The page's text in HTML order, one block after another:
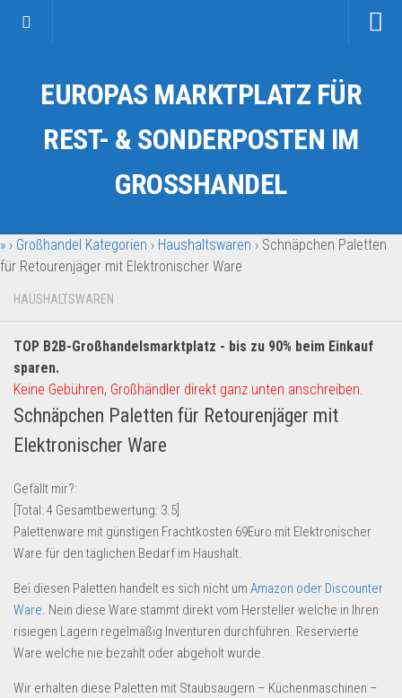
Kategorien
Auto & Motorrad
Fahrzeuge & Transport
Garten & Werkzeug
Geschäft, Büro & Schreibwaren
Geschenkartikel
Handy und Smartphone
Kosmetik & Pflege
Lebensmittel & Getränke
Multimedia & Elektro
Münzen
Spielzeug & Games
Schuhe & Accessoires
Uhren & Schmuck
Wohnen & Einrichten
Restposten-Angebote
Restposten für Privatpersonen
EUROPAS MARKTPLATZ FÜR
REST- & SONDERPOSTEN IM
GROSSHANDEL
» › Großhandel Kategorien › Haushaltswaren › Schnäpchen Paletten
für Retourenjäger mit Elektronischer Ware
HAUSHALTSWAREN
TOP B2B-Großhandelsmarktplatz - bis zu 90% beim Einkauf
sparen.
Keine Gebühren, Großhändler direkt ganz unten anschreiben.
Schnäpchen Paletten für Retourenjäger mit
Elektronischer Ware
Gefällt mir?:
[Total: 4 Gesamtbewertung: 3.5
Palettenware mit günstigen Frachtkosten 69Euro mit Elektronischer
Ware für den täglichen Bedarf im Haushalt.
Bei diesen Paletten handelt es sich nicht um Amazon oder Discounter
Ware. Nein diese Ware stammt direkt vom Hersteller welche in Ihren
risiegen Lagern regelmäßig Inventuren durchführen. Reservierte
Ware welche nie bezahlt oder abgeholt wurde.
Wir erhalten diese Paletten mit Staubsaugern – Küchenmaschinen –